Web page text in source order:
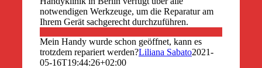
notwendigen Werkzeuge, um die Reparatur am
Ihrem Gerät sachgerecht durchzuführen.
Mein Handy wurde schon geöffnet, kann es
trotzdem repariert werden?Liliana Sabato2021-
05-16T19:44:26+02:00